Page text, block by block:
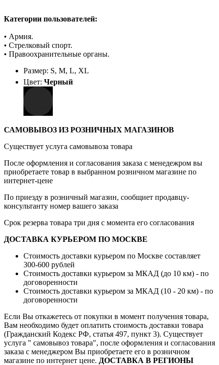
Категории пользователей:
• Армия.
• Стрелковый спорт.
• Правоохранительные органы.
Размер: S, M, L, XL
Цвет: Черный
САМОВЫВОЗ ИЗ РОЗНИЧНЫХ МАГАЗИНОВ
Существует услуга самовывоза товара
После оформления и согласования заказа с менедежром вы
приобретаете товар в выбранном розничном магазине по
интернет-цене
По приезду в розничный магазин, сообщиет продавцу-
консультанту номер вашего заказа
Срок резерва товара три дня с момента его согласования
ДОСТАВКА КУРЬЕРОМ ПО МОСКВЕ
Стоимость доставки курьером по Москве составляет
300-600 рублей
Стоимость доставки курьером за МКАД (до 10 км) - по
договоренности
Стоимость доставки курьером за МКАД (10 - 20 км) - по
договоренности
Если Вы откажетесь от покупки в момент получения товара,
Вам необходимо будет оплатить стоимость доставки товара
(Гражданский Кодекс РФ, статья 497, пункт 3). Существует
услуга " самовывоз товара", после оформления и согласования
заказа с менеджером Вы приобретаете его в розничном
магазине по интернет цене. ДОСТАВКА В РЕГИОНЫ